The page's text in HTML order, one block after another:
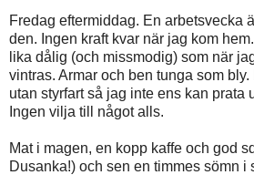
Fredag eftermiddag. En arbetsvecka
den. Ingen kraft kvar när jag kom
lika dålig (och missmodig) som när
vintras. Armar och ben tunga som
utan styrfart så jag inte ens kan prata
Ingen vilja till något alls.
Mat i magen, en kopp kaffe och god
Dusanka!) och sen en timmes sömn i